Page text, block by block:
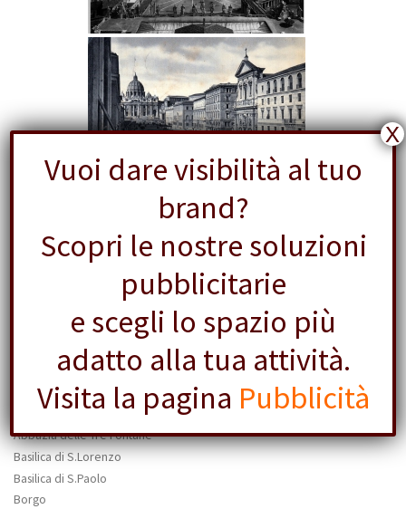
CARTOLINE DI ROMA
Cartoline di Roma
Abbazia delle Tre Fontane
Basilica di S.Lorenzo
Basilica di S.Paolo
Borgo
Vuoi dare visibilità al tuo
brand?
Scopri le nostre soluzioni
pubblicitarie
e scegli lo spazio più
adatto alla tua attività.
Visita la pagina Pubblicità
X